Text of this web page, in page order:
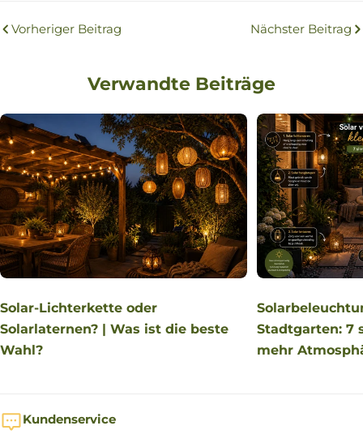
Vorheriger Beitrag Nächster Beitrag
Verwandte Beiträge
Solar-Lichterkette oder
Solarlaternen? | Was ist die beste
Wahl?
Stadtgarten: 7
mehr
Kundenservice